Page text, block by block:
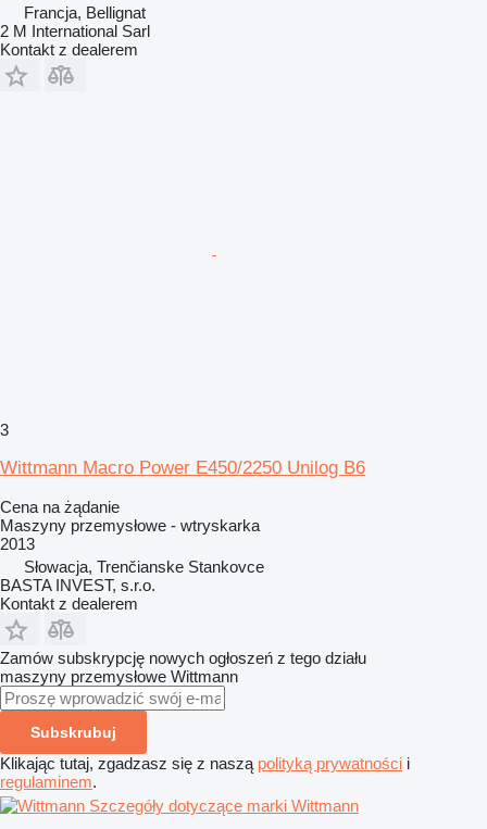
Francja, Bellignat
2 M International Sarl
Kontakt z dealerem
3
Wittmann Macro Power E450/2250 Unilog B6
Cena na żądanie
Maszyny przemysłowe - wtryskarka
2013
Słowacja, Trenčianske Stankovce
BASTA INVEST, s.r.o.
Kontakt z dealerem
Zamów subskrypcję nowych ogłoszeń z tego działu
maszyny przemysłowe Wittmann
Subskrubuj
Klikając tutaj, zgadzasz się z naszą polityką prywatności i
regulaminem.
Szczegóły dotyczące marki Wittmann